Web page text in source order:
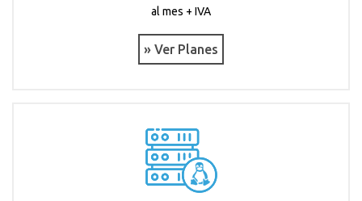
al mes + IVA
» Ver Planes